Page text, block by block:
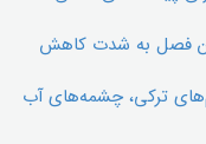
فصل به شدت کاهش
ترکی، چشمه‌های آب